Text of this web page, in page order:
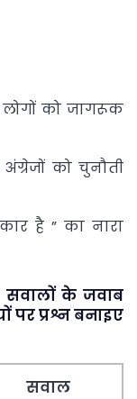
लोगों को जागरूक
को चुनौती
है ” का नारा
के जवाब
पर प्रश्न बनाइए
सवाल